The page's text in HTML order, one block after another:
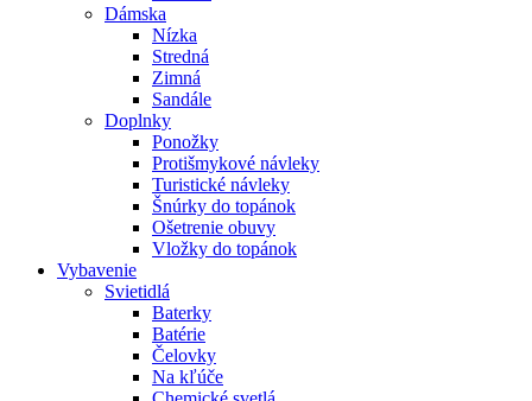
Dámska
Nízka
Stredná
Zimná
Sandále
Doplnky
Ponožky
Protišmykové návleky
Turistické návleky
Šnúrky do topánok
Ošetrenie obuvy
Vložky do topánok
Vybavenie
Svietidlá
Baterky
Batérie
Čelovky
Na kľúče